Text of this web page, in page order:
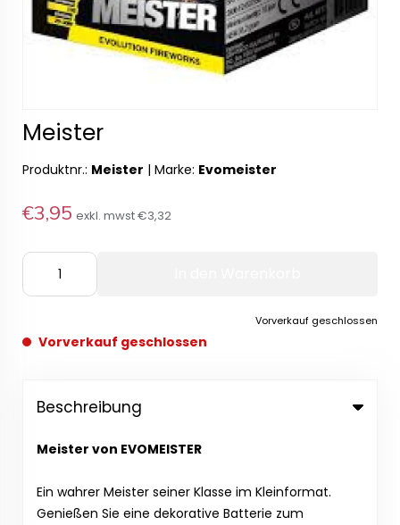
Meister
Produktnr.: Meister | Marke: Evomeister
€3,95 exkl. mwst€3,32
Vorverkauf geschlossen
Vorverkauf geschlossen
Beschreibung
Meister von EVOMEISTER
Ein wahrer Meister seiner Klasse im Kleinformat.
Genießen Sie eine dekorative Batterie zum